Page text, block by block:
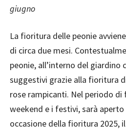
giugno
La fioritura delle peonie
di circa due mesi.
peonie, all’interno del giardino
suggestivi grazie alla fioritura
rose rampicanti. Nel periodo
weekend e i festivi, sarà aperto
occasione della fioritura 2025,